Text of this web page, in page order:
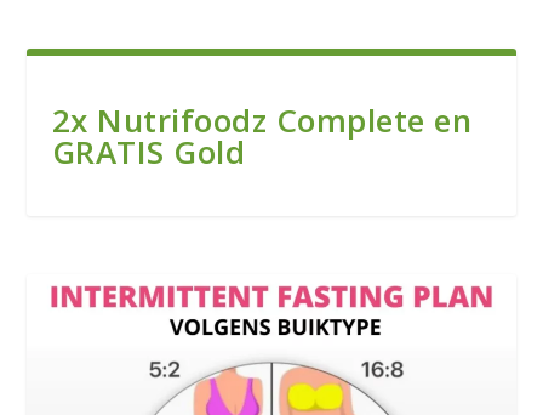
2x Nutrifoodz Complete en
GRATIS Gold